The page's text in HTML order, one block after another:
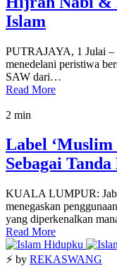
Islam
PUTRAJAYA, 1 Julai –
menedelani peristiwa
SAW dari…
Read More
2 min
Label
Sebagai
KUALA LUMPUR:
menegaskan
yang diperkenalkan
Read More
⚡ by REKASWANG